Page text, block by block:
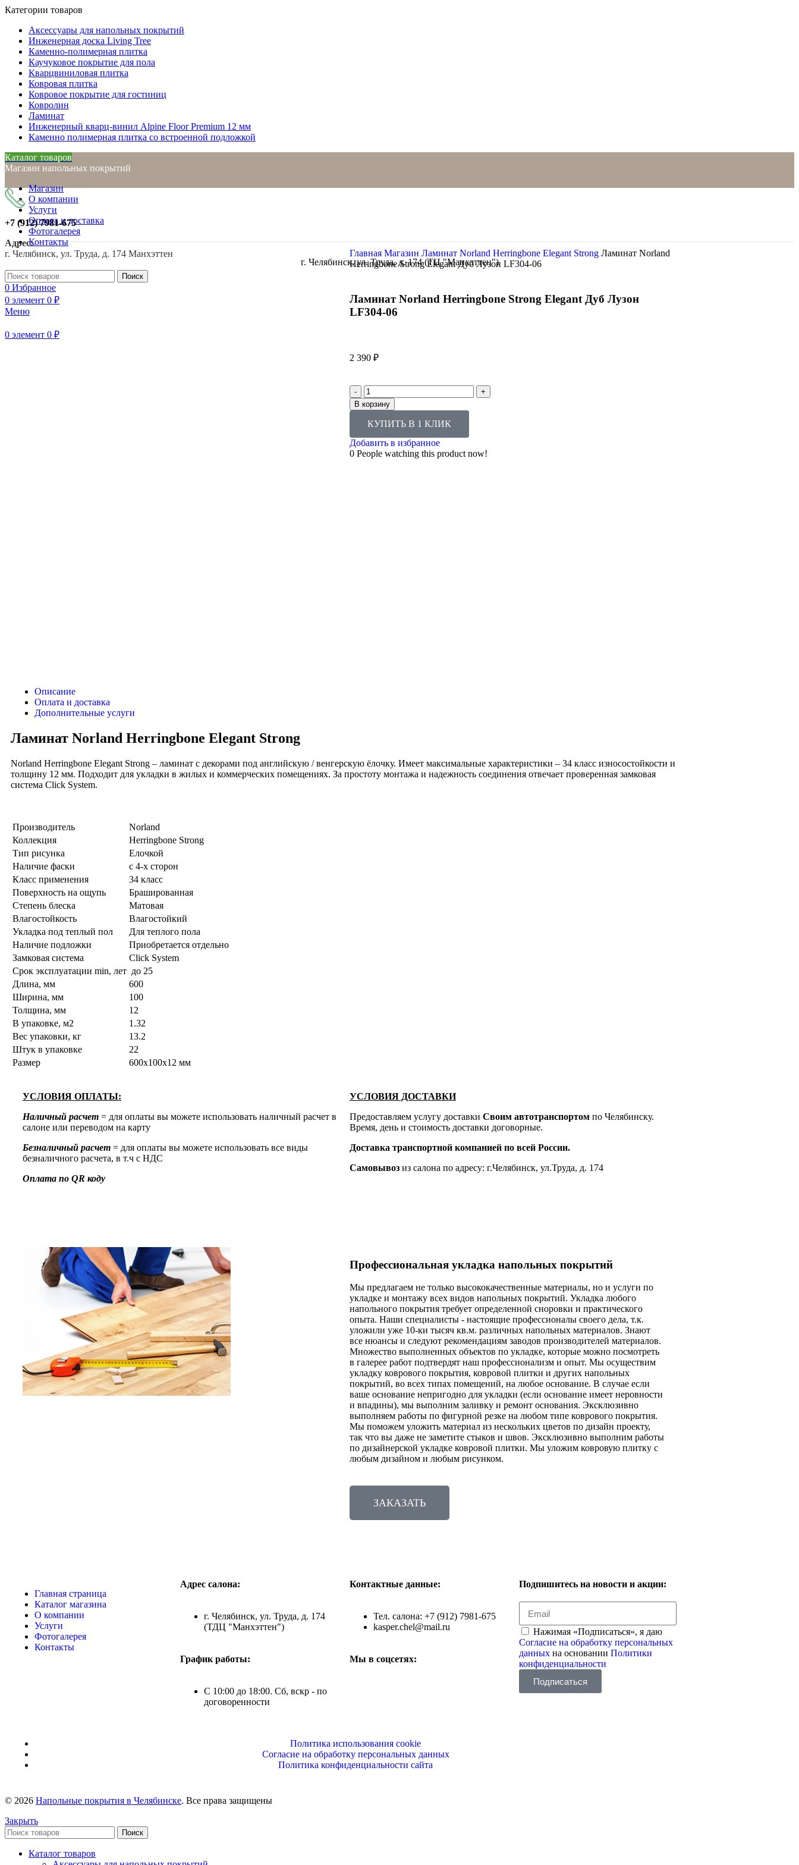
Категории товаров
Аксессуары для напольных покрытий
Инженерная доска Living Tree
Каменно-полимерная плитка
Каучуковое покрытие для пола
Кварцвиниловая плитка
Ковровая плитка
Ковровое покрытие для гостиниц
Ковролин
Ламинат
Инженерный кварц-винил Alpine Floor Premium 12 мм
Каменно полимерная плитка со встроенной подложкой
Каталог товаров
Магазин напольных покрытий
Магазин
О компании
Услуги
Оплата и доставка
Фотогалерея
Контакты
г. Челябинск, ул. Труда, д. 174 (ТЦ "Манхэттен")
+7 (912)7981-675
Адрес:
г. Челябинск, ул. Труда, д. 174 Манхэттен
Поиск
0 Избранное
0 элемент 0 ₽
Меню
0 элемент 0 ₽
Главная Магазин Ламинат Norland Herringbone Elegant Strong Ламинат Norland
Herringbone Strong Elegant Дуб Лузон LF304-06
Ламинат Norland Herringbone Strong Elegant Дуб Лузон
LF304-06
2 390 ₽
В корзину
КУПИТЬ В 1 КЛИК
Добавить в избранное
0 People watching this product now!
Описание
Оплата и доставка
Дополнительные услуги
Ламинат Norland Herringbone Elegant Strong
Norland Herringbone Elegant Strong – ламинат с декорами под английскую / венгерскую ёлочку. Имеет максимальные характеристики – 34 класс износостойкости и
толщину 12 мм. Подходит для укладки в жилых и коммерческих помещениях. За простоту монтажа и надежность соединения отвечает проверенная замковая
система Click System.
Производитель
Norland
Коллекция
Herringbone Strong
Тип рисунка
Елочкой
Наличие фаски
с 4-х сторон
Класс применения
34 класс
Поверхность на ощупь
Брашированная
Степень блеска
Матовая
Влагостойкость
Влагостойкий
Укладка под теплый пол
Для теплого пола
Наличие подложки
Приобретается отдельно
Замковая система
Click System
Срок эксплуатации min, лет до 25
Длина, мм
600
Ширина, мм
100
Толщина, мм
12
В упаковке, м2
1.32
Вес упаковки, кг
13.2
Штук в упаковке
22
Размер
600x100x12 мм
УСЛОВИЯ ОПЛАТЫ:
Наличный расчет = для оплаты вы можете использовать наличный расчет в
салоне или переводом на карту
Безналичный расчет = для оплаты вы можете использовать все виды
безналичного расчета, в т.ч с НДС
Оплата по QR коду
УСЛОВИЯ ДОСТАВКИ
Предоставляем услугу доставки Своим автотранспортом по Челябинску.
Время, день и стоимость доставки договорные.
Доставка транспортной компанией по всей России.
Самовывоз из салона по адресу: г.Челябинск, ул.Труда, д. 174
Профессиональная укладка напольных покрытий
Мы предлагаем не только высококачественные материалы, но и услуги по
укладке и монтажу всех видов напольных покрытий. Укладка любого
напольного покрытия требует определенной сноровки и практического
опыта. Наши специалисты - настоящие профессионалы своего дела, т.к.
уложили уже 10-ки тысяч кв.м. различных напольных материалов. Знают
все нюансы и следуют рекомендациям заводов производителей материалов.
Множество выполненных объектов по укладке, которые можно посмотреть
в галерее работ подтвердят наш профессионализм и опыт. Мы осуществим
укладку коврового покрытия, ковровой плитки и других напольных
покрытий, во всех типах помещений, на любое основание. В случае если
ваше основание непригодно для укладки (если основание имеет неровности
и впадины), мы выполним заливку и ремонт основания. Эксклюзивно
выполняем работы по фигурной резке на любом типе коврового покрытия.
Мы поможем уложить материал из нескольких цветов по дизайн проекту,
так что вы даже не заметите стыков и швов. Эксклюзивно выполним работы
по дизайнерской укладке ковровой плитки. Мы уложим ковровую плитку с
любым дизайном и любым рисунком.
ЗАКАЗАТЬ
Главная страница
Каталог магазина
О компании
Услуги
Фотогалерея
Контакты
Адрес салона:
г. Челябинск, ул. Труда, д. 174
(ТДЦ "Манхэттен")
График работы:
С 10:00 до 18:00. Сб, вскр - по
договоренности
Контактные данные:
Тел. салона: +7 (912) 7981-675
kasper.chel@mail.ru
Мы в соцсетях:
Подпишитесь на новости и акции:
Нажимая «Подписаться», я даю
Согласие на обработку персональных
данных на основании Политики
конфиденциальности
Подписаться
Политика использования cookie
Согласие на обработку персональных данных
Политика конфиденциальности сайта
© 2026 Напольные покрытия в Челябинске. Все права защищены
Закрыть
Поиск
Каталог товаров